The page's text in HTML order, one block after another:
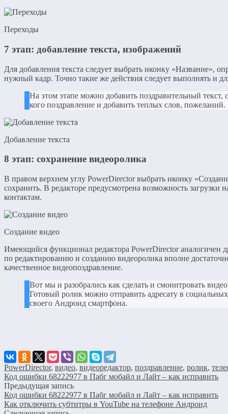
Переходы
7 этап: добавление текста, изображений
Для добавления текста следует выбрать иконку «Название»,
нужный кадр. Точно такие же действия следует выполнять и
На этом этапе можно добавить поздравительный текст,
кого поздравление и добавить теплых слов, пожеланий.
Добавление текста
8 этап: сохранение видеоролика
В правом верхнем углу PowerDirector выбрать иконку
сохранить. В редакторе предусмотрена возможность
контактам.
Создание видео
Имеющийся функционал редактора PowerDirector аналогичен
по редактированию и созданию видеоролика вполне
качественное видеопоздравление.
Вот мы и разобрались как сделать и смонитровать
Готовый ролик можно отправить адресату в
своего Андроид смартфона.
PowerDirector, видео, видеоредактор, поздравление, ролик,
Код ошибки 68222977 в Пабг мобайл и Лайт – как исправить
Предыдущая запись
Код ошибки 68222977 в Пабг мобайл и Лайт – как исправить
Как отключить субтитры в YouTube на телефоне Андроид